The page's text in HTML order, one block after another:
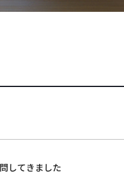
してきました